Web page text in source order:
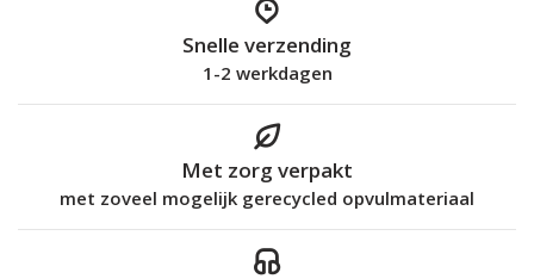
Snelle verzending
1-2 werkdagen
Met zorg verpakt
met zoveel mogelijk gerecycled opvulmateriaal